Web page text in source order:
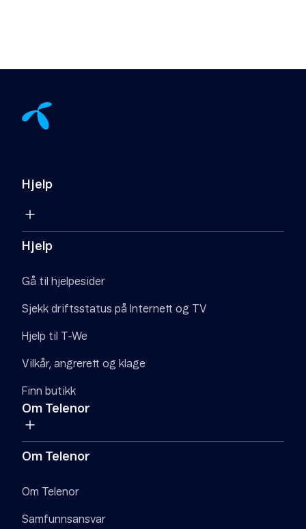
Hjelp
Hjelp
Gå til hjelpesider
Sjekk driftsstatus på Internett og TV
Hjelp til T-We
Vilkår, angrerett og klage
Finn butikk
Om Telenor
Om Telenor
Om Telenor
Samfunnsansvar